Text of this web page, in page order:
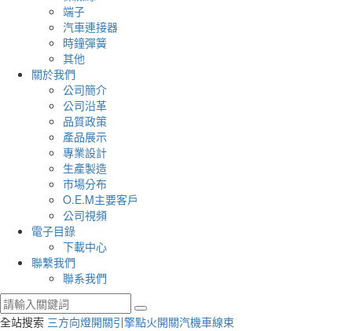
端子
汽車連接器
時鐘彈簧
其他
關於我們
公司簡介
公司沿革
品質政策
產品展示
專業設計
生產製造
市場分布
O.E.M主要客戶
公司視頻
電子目錄
下載中心
聯繫我們
聯系我們
全站搜索 三方向燈開關引擎點火開關汽機車線束